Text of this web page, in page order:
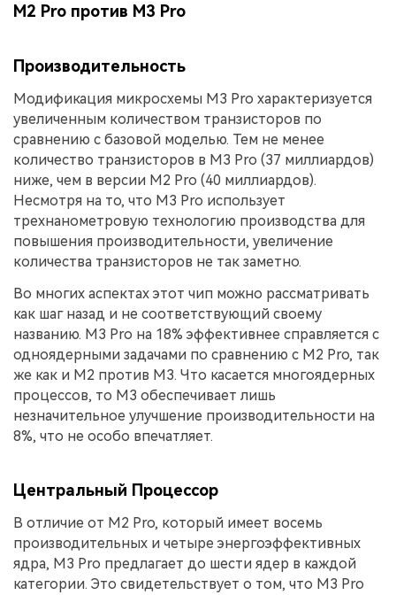
M2 Pro против M3 Pro
Производительность
Модификация микросхемы M3 Pro характеризуется
увеличенным количеством транзисторов по
сравнению с базовой моделью. Тем не менее
количество транзисторов в M3 Pro (37 миллиардов)
ниже, чем в версии M2 Pro (40 миллиардов).
Несмотря на то, что M3 Pro использует
трехнанометровую технологию производства для
повышения производительности, увеличение
количества транзисторов не так заметно.
Во многих аспектах этот чип можно рассматривать
как шаг назад и не соответствующий своему
названию. M3 Pro на 18% эффективнее справляется с
одноядерными задачами по сравнению с M2 Pro, так
же как и M2 против M3. Что касается многоядерных
процессов, то M3 обеспечивает лишь
незначительное улучшение производительности на
8%, что не особо впечатляет.
Центральный Процессор
В отличие от M2 Pro, который имеет восемь
производительных и четыре энергоэффективных
ядра, M3 Pro предлагает до шести ядер в каждой
категории. Это свидетельствует о том, что M3 Pro